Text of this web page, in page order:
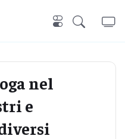
nel
e